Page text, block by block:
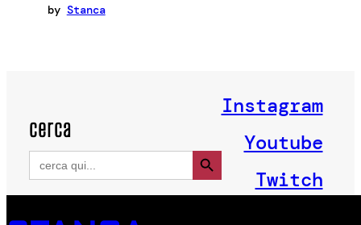
by Stanca
cerca
Search
for:
Search Button
Instagram
Youtube
Twitch